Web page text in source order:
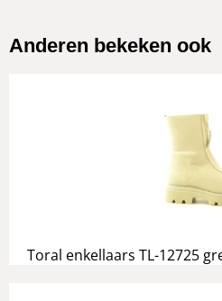
Anderen bekeken ook
Toral enkellaars TL-12725